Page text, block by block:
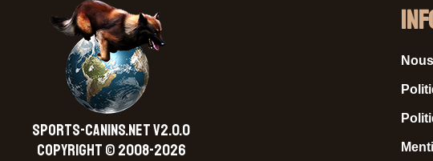
SPORTS-CANINS.NET V2.0.0
Copyright © 2008-2026